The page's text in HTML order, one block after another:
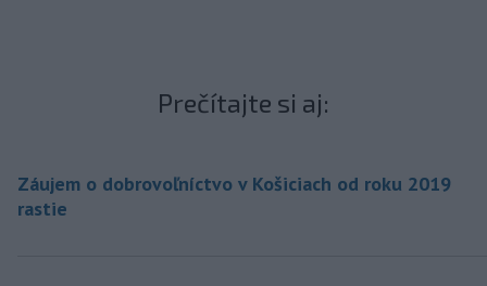
Prečítajte si aj:
Záujem o dobrovoľníctvo v Košiciach od roku 2019
rastie